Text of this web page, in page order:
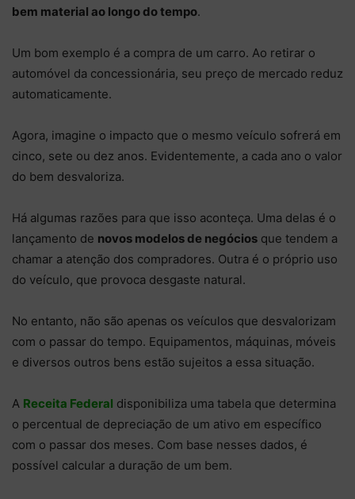
bem material ao longo do tempo.
Um bom exemplo é a compra de um carro. Ao retirar o
automóvel da concessionária, seu preço de mercado reduz
automaticamente.
Agora, imagine o impacto que o mesmo veículo sofrerá em
cinco, sete ou dez anos. Evidentemente, a cada ano o valor
do bem desvaloriza.
Há algumas razões para que isso aconteça. Uma delas é o
lançamento de novos modelos de negócios que tendem a
chamar a atenção dos compradores. Outra é o próprio uso
do veículo, que provoca desgaste natural.
No entanto, não são apenas os veículos que desvalorizam
com o passar do tempo. Equipamentos, máquinas, móveis
e diversos outros bens estão sujeitos a essa situação.
A Receita Federal disponibiliza uma tabela que determina
o percentual de depreciação de um ativo em específico
com o passar dos meses. Com base nesses dados, é
possível calcular a duração de um bem.